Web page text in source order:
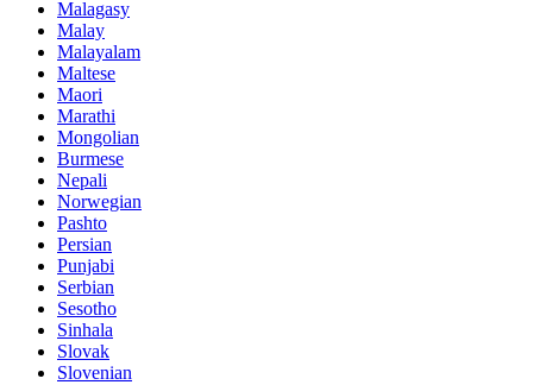
Malagasy
Malay
Malayalam
Maltese
Maori
Marathi
Mongolian
Burmese
Nepali
Norwegian
Pashto
Persian
Punjabi
Serbian
Sesotho
Sinhala
Slovak
Slovenian